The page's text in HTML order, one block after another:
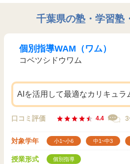
千葉県の塾・学習塾
個別指導WAM（ワム）
コベツシドウワム
AIを活用して最適なカリキュラ
口コミ評価 4.4
対象学年 小1~小6 中1~中3
授業形式 個別指導